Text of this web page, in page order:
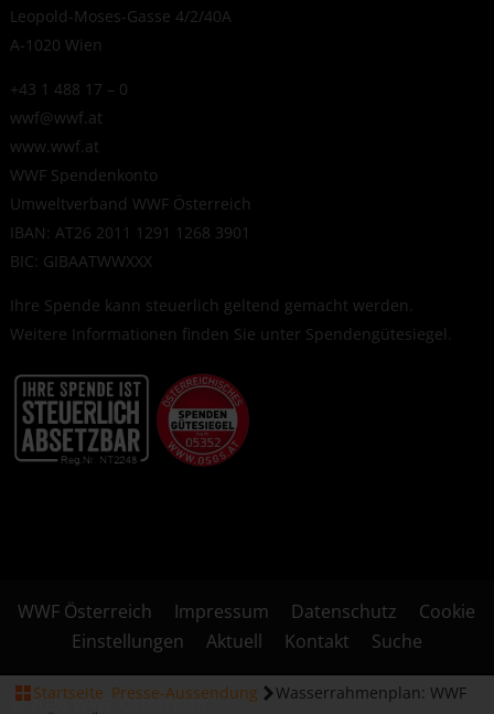
Leopold-Moses-Gasse 4/2/40A
A-1020 Wien
+43 1 488 17 – 0
wwf@wwf.at
www.wwf.at
WWF Spendenkonto
Umweltverband WWF Österreich
IBAN: AT26 2011 1291 1268 3901
BIC: GIBAATWWXXX
Ihre Spende kann steuerlich geltend gemacht werden.
Weitere Informationen finden Sie unter Spendengütesiegel.
WWF Österreich Impressum Datenschutz
Cookie
Einstellungen
Aktuell Kontakt Suche
© 2026 WWF Österreich
Startseite Presse-Aussendung
Wasserrahmenplan: WWF